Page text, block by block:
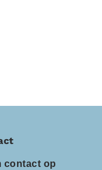
contact op